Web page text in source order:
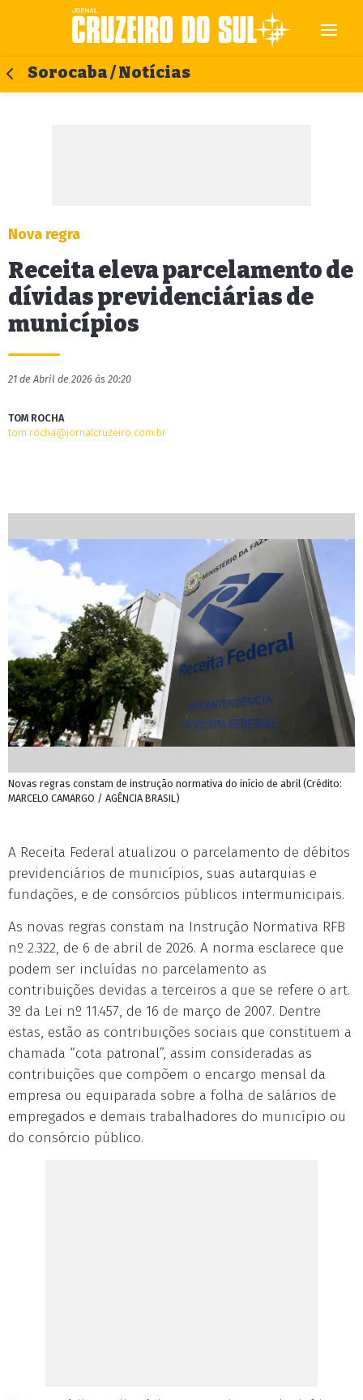
Sorocaba / Notícias
Nova regra
Receita eleva parcelamento de
dívidas previdenciárias de
municípios
21 de Abril de 2026 às 20:20
TOM ROCHA
tom.rocha@jornalcruzeiro.com.br
Novas regras constam de instrução normativa do início de abril (Crédito:
MARCELO CAMARGO / AGÊNCIA BRASIL)
A Receita Federal atualizou o parcelamento de débitos
previdenciários de municípios, suas autarquias e
fundações, e de consórcios públicos intermunicipais.
As novas regras constam na Instrução Normativa RFB
nº 2.322, de 6 de abril de 2026. A norma esclarece que
podem ser incluídas no parcelamento as
contribuições devidas a terceiros a que se refere o art.
3º da Lei nº 11.457, de 16 de março de 2007. Dentre
estas, estão as contribuições sociais que constituem a
chamada “cota patronal”, assim consideradas as
contribuições que compõem o encargo mensal da
empresa ou equiparada sobre a folha de salários de
empregados e demais trabalhadores do município ou
do consórcio público.